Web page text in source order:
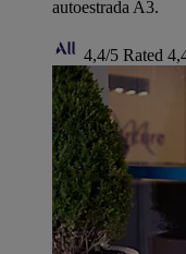
autoestrada A3.
4,4/5 Rated